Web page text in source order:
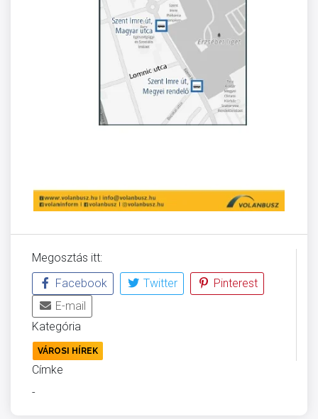
Megosztás itt:
Facebook
Twitter
Pinterest
E-mail
Kategória
VÁROSI HÍREK
Címke
-